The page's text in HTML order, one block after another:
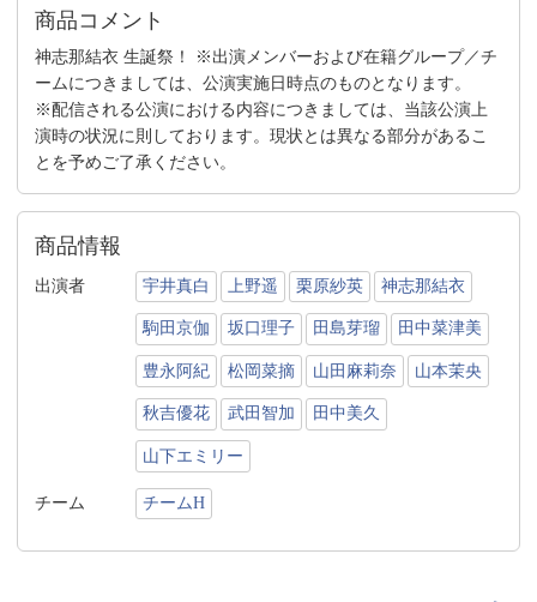
商品コメント
神志那結衣 生誕祭！ ※出演メンバーおよび在籍グループ／チ
ームにつきましては、公演実施日時点のものとなります。
※配信される公演における内容につきましては、当該公演上
演時の状況に則しております。現状とは異なる部分があるこ
とを予めご了承ください。
商品情報
出演者 宇井真白 上野遥 栗原紗英 神志那結衣
駒田京伽 坂口理子 田島芽瑠 田中菜津美
豊永阿紀 松岡菜摘 山田麻莉奈 山本茉央
秋吉優花 武田智加 田中美久
山下エミリー
チーム チームH